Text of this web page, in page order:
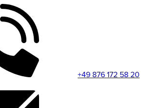
+49 876 172 58 20